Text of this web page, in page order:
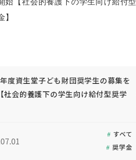
度資生堂子ども財団奨学生の募集を
社会的養護下の学生向け給付型奨学
すべて
奨学金